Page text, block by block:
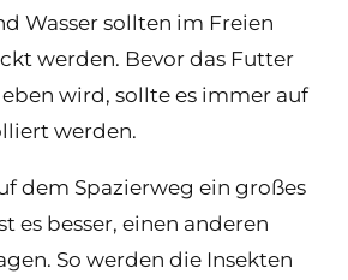
Wasser sollten im Freien
werden. Bevor das Futter
wird, sollte es immer auf
werden.
dem Spazierweg ein großes
es besser, einen anderen
So werden die Insekten